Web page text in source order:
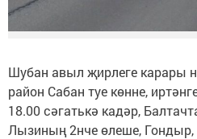
Шубан авыл җирлеге карары
район Сабан туе көнне,
18.00 сәгатькә кадәр,
Лызиның 2нче өлеше,